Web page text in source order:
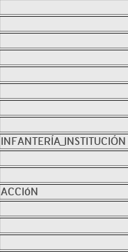
INFANTERÍA_INSTITUCIÓN
ACCIóN